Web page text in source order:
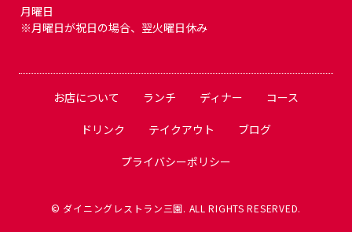
月曜日
※月曜日が祝日の場合、翌火曜日休み
お店について ランチ ディナー コース
ドリンク テイクアウト ブログ
プライバシーポリシー
© ダイニングレストラン三園. ALL RIGHTS RESERVED.